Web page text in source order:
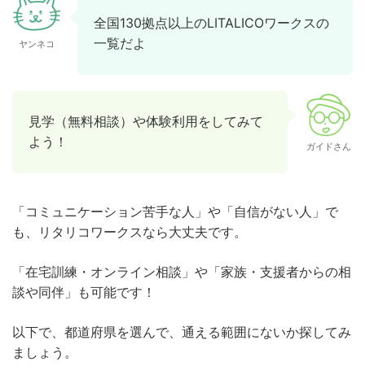
ヤンネコ
全国130拠点以上のLITALICOワークスの
一覧だよ
見学（無料相談）や体験利用をしてみて
よう！
ガイドさん
「コミュニケーション苦手な人」や「自信がない人」で
も、リタリコワークスなら大丈夫です。
「在宅訓練・オンライン相談」や「家族・支援者からの相
談や同伴」も可能です！
以下で、都道府県を選んで、通える範囲にないか探してみ
ましょう。